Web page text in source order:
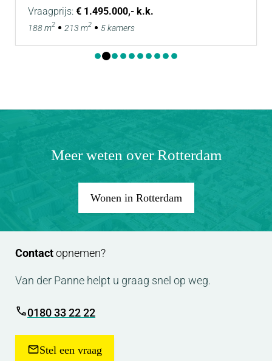
Van der Panne woning- & bedrijfsmakelaardij is de
makelaar van de verkoper. Neem uw eigen NVM-
makelaar mee, voor goed advies bij de aankoop
Vraagprijs: € 1.495.000,- k.k.
188 m2 213 m2 5 kamers
Meer weten over Rotterdam
Wonen in Rotterdam
Contactopnemen?
Van der Panne helpt u graag snel op weg.
0180 33 22 22
Stel een vraag